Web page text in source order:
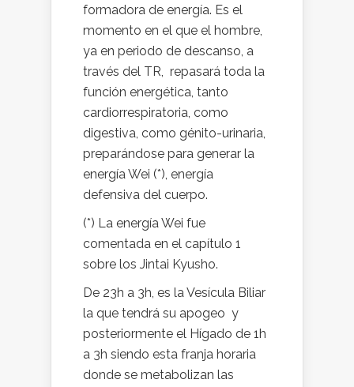
formadora de energía. Es el
momento en el que el hombre,
ya en periodo de descanso, a
través del TR, repasará toda la
función energética, tanto
cardiorrespiratoria, como
digestiva, como génito-urinaria,
preparándose para generar la
energía Wei (*), energía
defensiva del cuerpo.
(*) La energía Wei fue
comentada en el capítulo 1
sobre los Jintai Kyusho.
De 23h a 3h, es la Vesícula Biliar
la que tendrá su apogeo y
posteriormente el Hígado de 1h
a 3h siendo esta franja horaria
donde se metabolizan las